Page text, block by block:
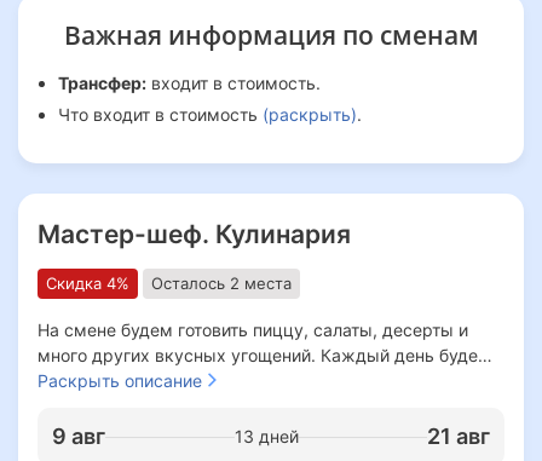
Важная информация по сменам
Трансфер: входит в стоимость.
Что входит в стоимость (раскрыть).
Мастер-шеф. Кулинария
Скидка 4% Осталось 2 места
На смене будем готовить пиццу, салаты, десерты и
много других вкусных угощений. Каждый день будем
открывать новые рецепты и узнавать секреты
Дети освоят блюда разных кухонь мира, примут
Раскрыть описание
9 авг 13 дней 21 авг